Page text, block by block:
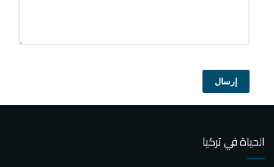
إرسال
الحياة في تركيا